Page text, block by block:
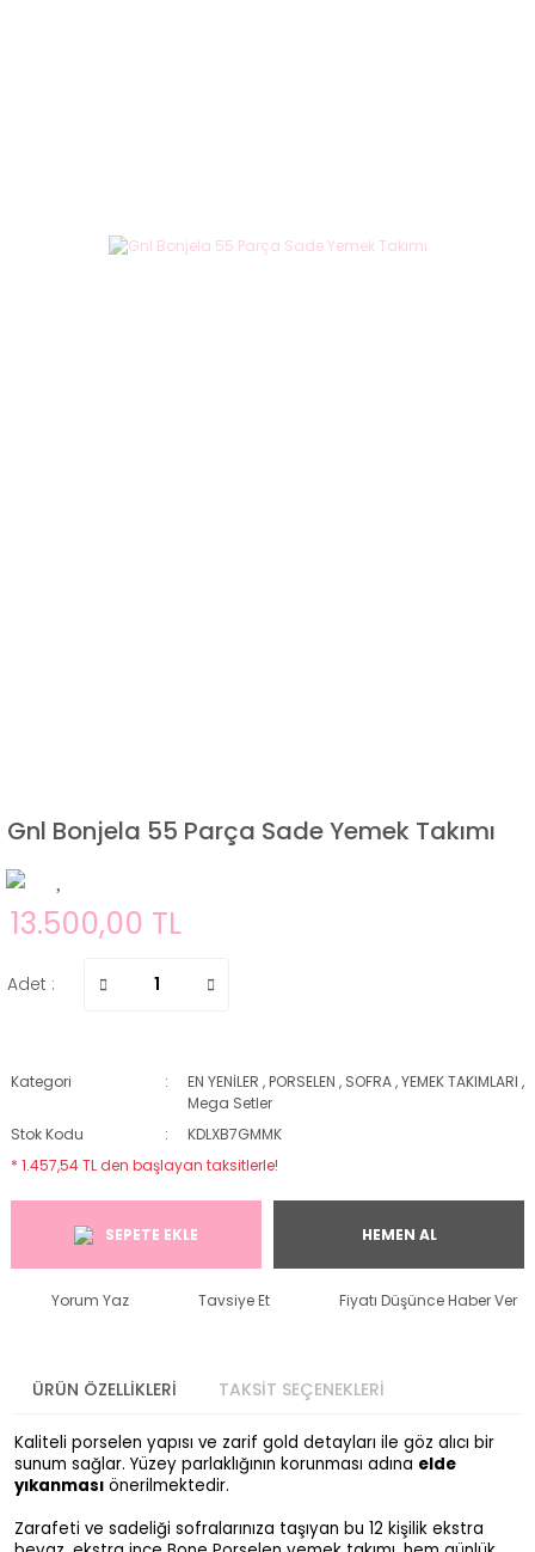
Gnl Bonjela 55 Parça Sade Yemek Takımı
13.500,00 TL
Adet :
Kategori EN YENİLER ,PORSELEN , SOFRA,YEMEK TAKIMLARI ,
Mega Setler
Stok Kodu
KDLXB7GMMK
* 1.457,54 TL den başlayan taksitlerle!
SEPETE EKLE HEMEN AL
Yorum Yaz Tavsiye Et Fiyatı Düşünce Haber Ver
ÜRÜN ÖZELLİKLERİ TAKSİT SEÇENEKLERİ
Kaliteli porselen yapısı ve zarif gold detayları ile göz alıcı bir
sunum sağlar. Yüzey parlaklığının korunması adına elde
yıkanması önerilmektedir.
Zarafeti ve sadeliği sofralarınıza taşıyan bu 12 kişilik ekstra